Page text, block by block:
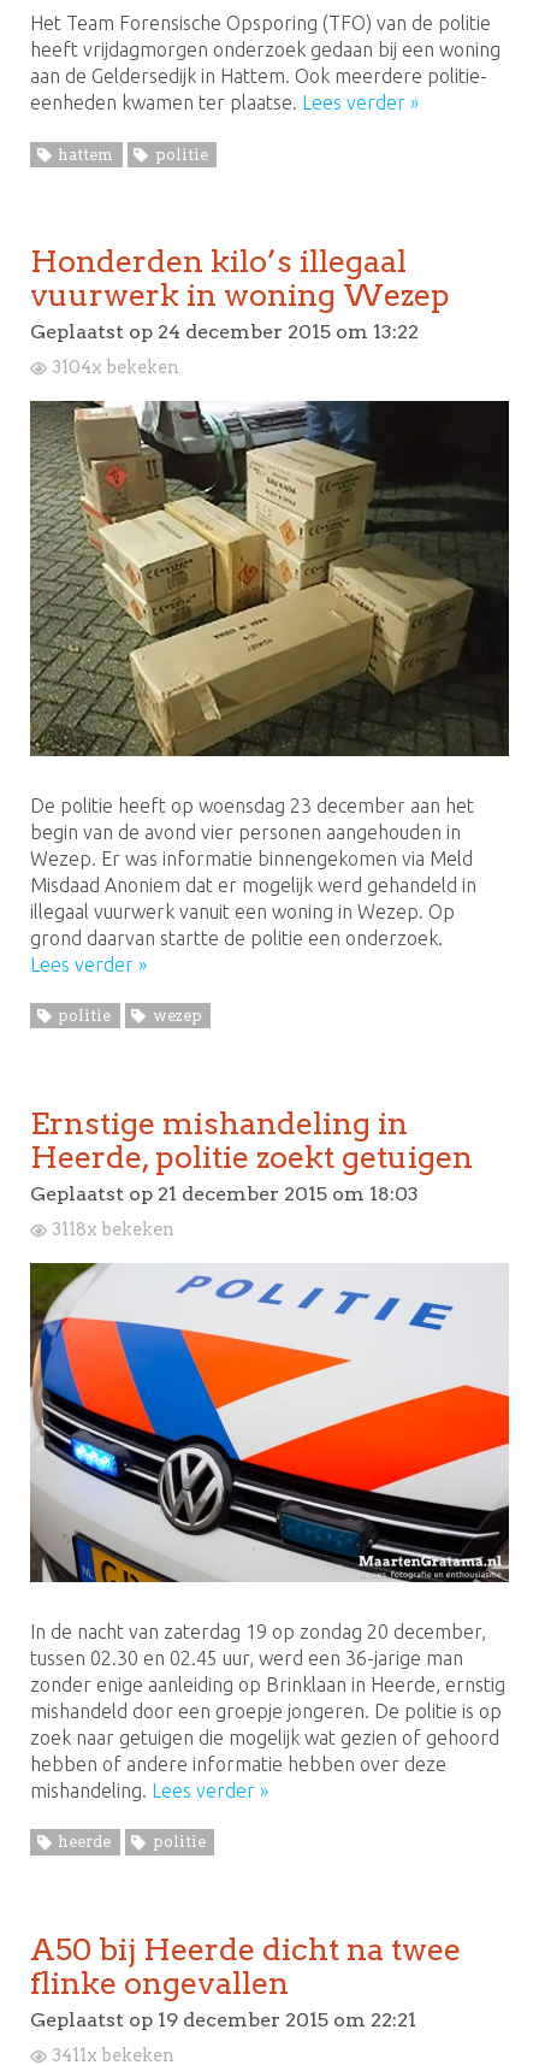
Het Team Forensische Opsporing (TFO) van de politie
heeft vrijdagmorgen onderzoek gedaan bij een woning
aan de Geldersedijk in Hattem. Ook meerdere politie-
eenheden kwamen ter plaatse. Lees verder »
hattem politie
Honderden kilo’s illegaal
vuurwerk in woning Wezep
Geplaatst op 24 december 2015 om 13:22
3104x bekeken
De politie heeft op woensdag 23 december aan het
begin van de avond vier personen aangehouden in
Wezep. Er was informatie binnengekomen via Meld
Misdaad Anoniem dat er mogelijk werd gehandeld in
illegaal vuurwerk vanuit een woning in Wezep. Op
grond daarvan startte de politie een onderzoek.
Lees verder »
politie wezep
Ernstige mishandeling in
Heerde, politie zoekt getuigen
Geplaatst op 21 december 2015 om 18:03
3118x bekeken
In de nacht van zaterdag 19 op zondag 20 december,
tussen 02.30 en 02.45 uur, werd een 36-jarige man
zonder enige aanleiding op Brinklaan in Heerde, ernstig
mishandeld door een groepje jongeren. De politie is op
zoek naar getuigen die mogelijk wat gezien of gehoord
hebben of andere informatie hebben over deze
mishandeling. Lees verder »
heerde politie
A50 bij Heerde dicht na twee
flinke ongevallen
Geplaatst op 19 december 2015 om 22:21
3411x bekeken